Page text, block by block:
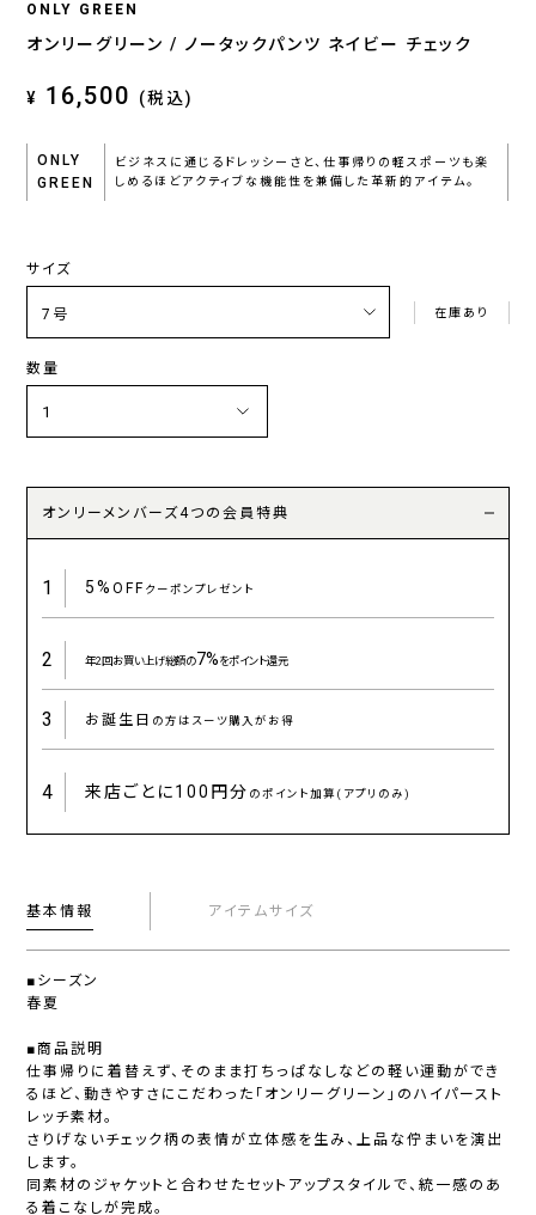
ONLY GREEN
オンリーグリーン / ノータックパンツ ネイビー チェック
¥ 16,500 (税込)
ONLY
GREEN
ビジネスに通じるドレッシーさと、仕事帰りの軽スポーツも楽
しめるほどアクティブな機能性を兼備した革新的アイテム。
サイズ
在庫あり
数量
オンリーメンバーズ4つの会員特典
1 5%OFFクーポンプレゼント
2 年2回お買い上げ総額の7%をポイント還元
3 お誕生日 の方はスーツ購入がお得
4 来店ごとに100円分 のポイント加算(アプリのみ)
基本情報 アイテムサイズ
■シーズン
春夏
■商品説明
仕事帰りに着替えず、そのまま打ちっぱなしなどの軽い運動ができ
るほど、動きやすさにこだわった「オンリーグリーン」のハイパースト
レッチ素材。
さりげないチェック柄の表情が立体感を生み、上品な佇まいを演出
します。
同素材のジャケットと合わせたセットアップスタイルで、統一感のあ
る着こなしが完成。